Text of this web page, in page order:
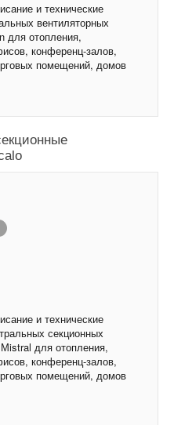
и технические
вентиляторных
для отопления,
конференц-залов,
помещений, домов
и технические
секционных
для отопления,
конференц-залов,
помещений, домов